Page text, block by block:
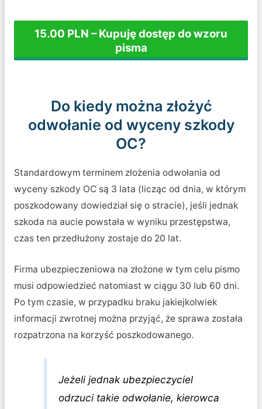
15.00 PLN – Kupuję dostęp do wzoru
pisma
Do kiedy można złożyć
odwołanie od wyceny szkody
OC?
Standardowym terminem złożenia odwołania od
wyceny szkody OC są 3 lata (licząc od dnia, w którym
poszkodowany dowiedział się o stracie), jeśli jednak
szkoda na aucie powstała w wyniku przestępstwa,
czas ten przedłużony zostaje do 20 lat.
Firma ubezpieczeniowa na złożone w tym celu pismo
musi odpowiedzieć natomiast w ciągu 30 lub 60 dni.
Po tym czasie, w przypadku braku jakiejkolwiek
informacji zwrotnej można przyjąć, że sprawa została
rozpatrzona na korzyść poszkodowanego.
Jeżeli jednak ubezpieczyciel
odrzuci takie odwołanie, kierowca